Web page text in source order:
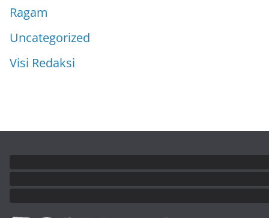
Ragam
Uncategorized
Visi Redaksi